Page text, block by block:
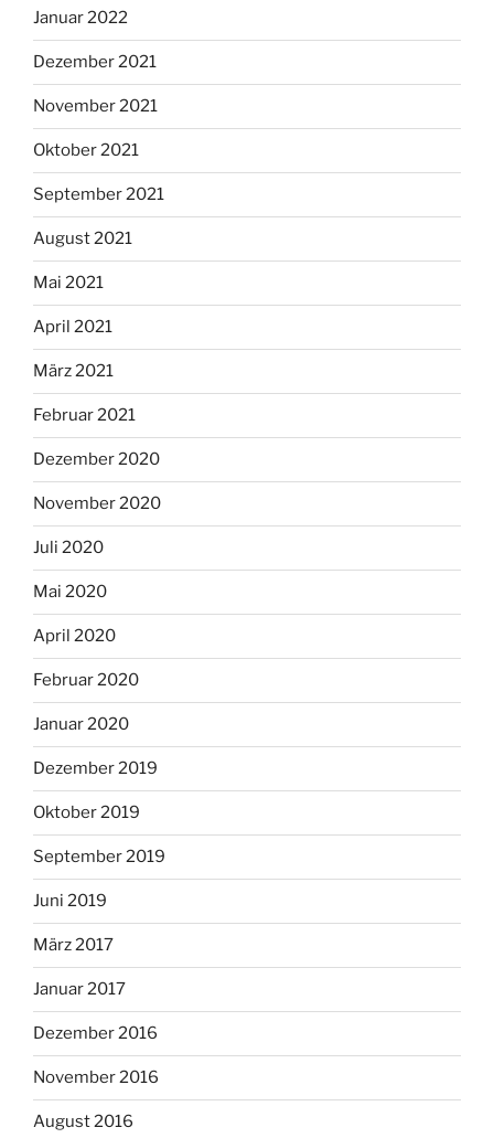
Januar 2022
Dezember 2021
November 2021
Oktober 2021
September 2021
August 2021
Mai 2021
April 2021
März 2021
Februar 2021
Dezember 2020
November 2020
Juli 2020
Mai 2020
April 2020
Februar 2020
Januar 2020
Dezember 2019
Oktober 2019
September 2019
Juni 2019
März 2017
Januar 2017
Dezember 2016
November 2016
August 2016